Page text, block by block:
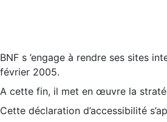
BNF s ’engage à rendre ses sites
février 2005.
A cette fin, il met en œuvre la
Cette déclaration d’accessibilité